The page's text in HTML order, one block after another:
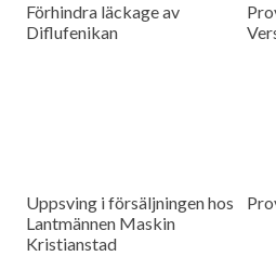
Förhindra läckage av
Diflufenikan
Uppsving i försäljningen hos
Lantmännen Maskin
Kristianstad